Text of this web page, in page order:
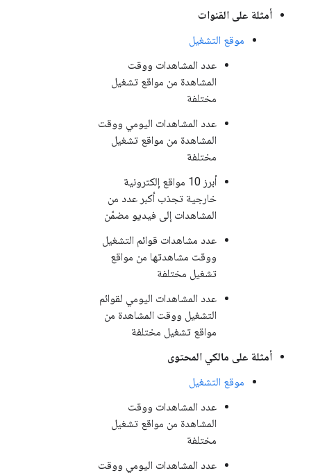
أمثلة على القنوات
موقع التشغيل
عدد المشاهدات ووقت
المشاهدة من مواقع تشغيل
مختلفة
عدد المشاهدات اليومي ووقت
المشاهدة من مواقع تشغيل
مختلفة
أبرز 10 مواقع إلكترونية
خارجية تجذب أكبر عدد من
المشاهدات إلى فيديو مضمّن
عدد مشاهدات قوائم التشغيل
ووقت مشاهدتها من مواقع
تشغيل مختلفة
عدد المشاهدات اليومي لقوائم
التشغيل ووقت المشاهدة من
مواقع تشغيل مختلفة
أمثلة على مالكي المحتوى
موقع التشغيل
عدد المشاهدات ووقت
المشاهدة من مواقع تشغيل
مختلفة
عدد المشاهدات اليومي ووقت